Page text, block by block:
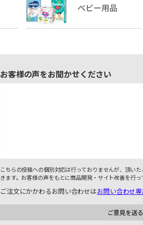
お客様の声をお聞かせください
こちらの投稿への個別対応は行っておりませんが、頂い
きます。お客様の声をもとに商品開発・サイト改善を行っ
ご注文にかかわるお問い合わせはお問い合わせ